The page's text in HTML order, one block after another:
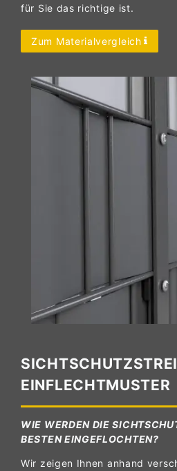
für Sie das richtige ist.
Zum Materialvergleich
EINFLECHTMUSTER
WIE WERDEN DIE
BESTEN EINGEFLOCHTEN?
Wir zeigen Ihnen anhand